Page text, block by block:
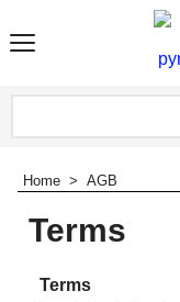
Home > AGB
Terms
Terms